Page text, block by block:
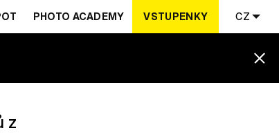
PHOTO ACADEMY VSTUPENKY CZ
z